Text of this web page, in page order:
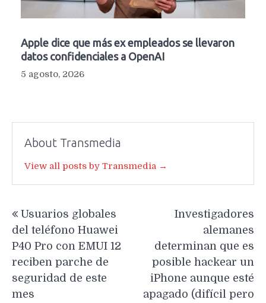
Apple dice que más ex empleados se llevaron
datos confidenciales a OpenAI
5 agosto, 2026
About Transmedia
View all posts by Transmedia →
de
entradas
Usuarios globales
del teléfono Huawei
P40 Pro con EMUI 12
reciben parche de
seguridad de este
mes
Investigadores
alemanes
determinan que es
posible hackear un
iPhone aunque esté
apagado (difícil pero